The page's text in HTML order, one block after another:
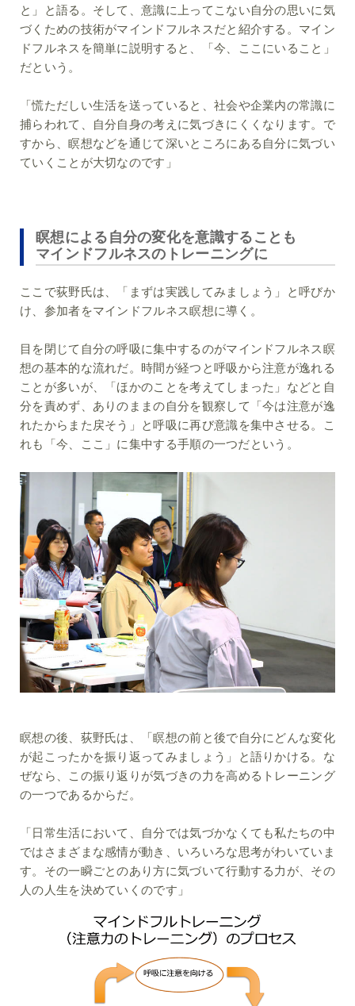
と」と語る。そして、意識に上ってこない自分の思いに気
づくための技術がマインドフルネスだと紹介する。マイン
ドフルネスを簡単に説明すると、「今、ここにいること」
だという。
「慌ただしい生活を送っていると、社会や企業内の常識に
捕らわれて、自分自身の考えに気づきにくくなります。で
すから、瞑想などを通じて深いところにある自分に気づい
ていくことが大切なのです」
瞑想による自分の変化を意識することも
マインドフルネスのトレーニングに
ここで荻野氏は、「まずは実践してみましょう」と呼びか
け、参加者をマインドフルネス瞑想に導く。
目を閉じて自分の呼吸に集中するのがマインドフルネス瞑
想の基本的な流れだ。時間が経つと呼吸から注意が逸れる
ことが多いが、「ほかのことを考えてしまった」などと自
分を責めず、ありのままの自分を観察して「今は注意が逸
れたからまた戻そう」と呼吸に再び意識を集中させる。こ
れも「今、ここ」に集中する手順の一つだという。
瞑想の後、荻野氏は、「瞑想の前と後で自分にどんな変化
が起こったかを振り返ってみましょう」と語りかける。な
ぜなら、この振り返りが気づきの力を高めるトレーニング
の一つであるからだ。
「日常生活において、自分では気づかなくても私たちの中
ではさまざまな感情が動き、いろいろな思考がわいていま
す。その一瞬ごとのあり方に気づいて行動する力が、その
人の人生を決めていくのです」